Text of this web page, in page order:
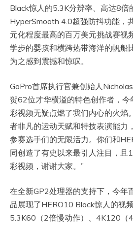
Black惊人的5.3K分辨率、高达8倍
HyperSmooth 4.0超强防抖功能，
元化程度最高的百万美元挑战赛
学步的婴孩和横跨热带海洋的帆船
为之感到震撼和惊叹。
GoPro首席执行官兼创始人
贺62位才华横溢的特色创作者，
彩视频无疑点燃了我们内心的火焰
者非凡的运动天赋和特技表演能力
参赛选手们的无限活力。你们和
同创造了有史以来最引人注目，且
彩视频，谢谢大家。”
在全新GP2处理器的支持下，今年
品展现了HERO10 Black惊人的视
5.3K60（2倍慢动作）、4K120（